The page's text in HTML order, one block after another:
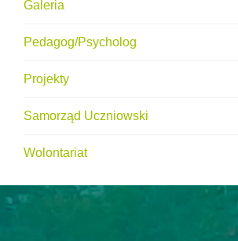
Galeria
Pedagog/Psycholog
Projekty
Samorząd Uczniowski
Wolontariat